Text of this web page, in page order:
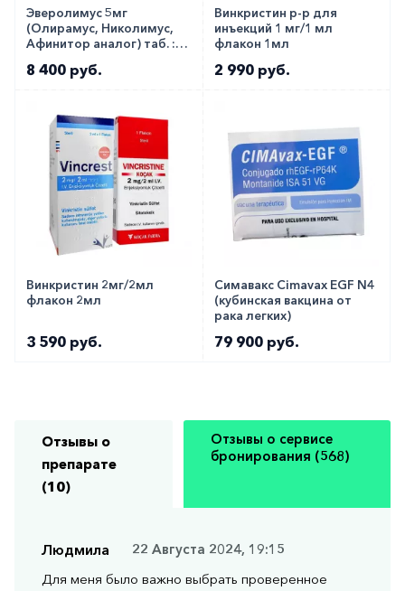
Эверолимус 5мг
(Олирамус, Николимус,
Афинитор аналог) таб. ::
8 400 руб.
Винкристин р-р для
инъекций 1 мг/1 мл
флакон 1мл
2 990 руб.
Винкристин 2мг/2мл
флакон 2мл
3 590 руб.
Симавакс Cimavax EGF N4
(кубинская вакцина от
рака легких)
79 900 руб.
Отзывы о
препарате
(10)
Отзывы о сервисе
бронирования (568)
Людмила
22 Августа 2024, 19:15
Для меня было важно выбрать проверенное